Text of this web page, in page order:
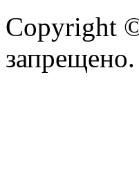
Copyright
запрещено.